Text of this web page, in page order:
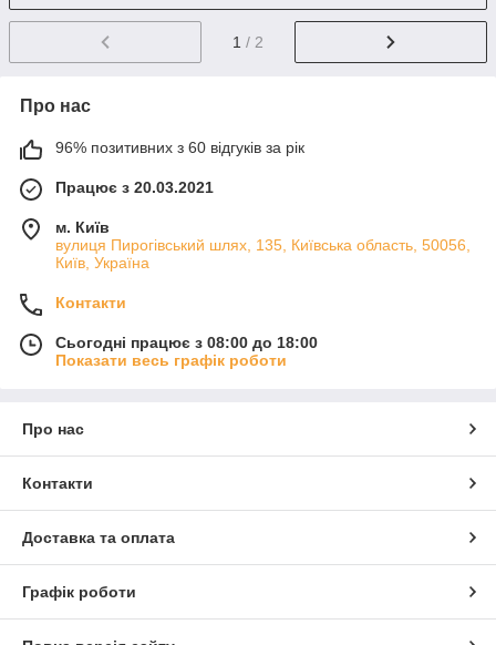
1 / 2
Про нас
96% позитивних з 60 відгуків за рік
Працює з 20.03.2021
м. Київ
вулиця Пирогівський шлях, 135, Київська область, 50056,
Київ, Україна
Контакти
Сьогодні працює з 08:00 до 18:00
Показати весь графік роботи
Про нас
Контакти
Доставка та оплата
Графік роботи